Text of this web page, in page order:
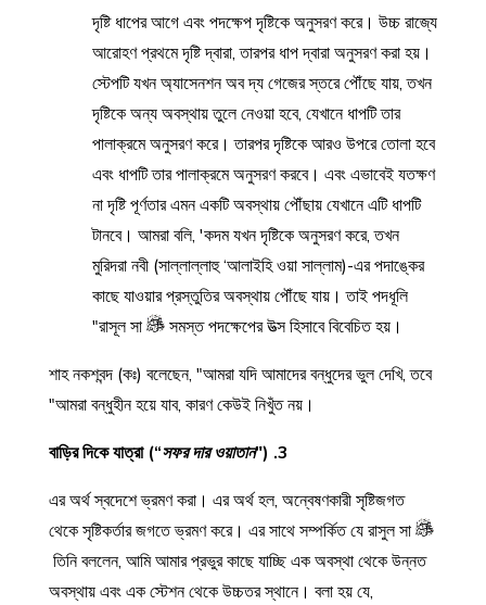
দৃষ্টি ধাপের আগে এবং পদক্ষেপ দৃষ্টিকে অনুসরণ করে। উচ্চ রাজ্যে
আরোহণ প্রথমে দৃষ্টি দ্বারা, তারপর ধাপ দ্বারা অনুসরণ করা হয়।
স্টেপটি যখন অ্যাসেনশন অব দ্য গেজের স্তরে পৌঁছে যায়, তখন
দৃষ্টিকে অন্য অবস্থায় তুলে নেওয়া হবে, যেখানে ধাপটি তার
পালাক্রমে অনুসরণ করে। তারপর দৃষ্টিকে আরও উপরে তোলা হবে
এবং ধাপটি তার পালাক্রমে অনুসরণ করবে। এবং এভাবেই যতক্ষণ
না দৃষ্টি পূর্ণতার এমন একটি অবস্থায় পৌঁছায় যেখানে এটি ধাপটি
টানবে। আমরা বলি, 'কদম যখন দৃষ্টিকে অনুসরণ করে, তখন
মুরিদরা নবী (সাল্লাল্লাহু ‘আলাইহি ওয়া সাল্লাম)-এর পদাঙ্কের
কাছে যাওয়ার প্রস্তুতির অবস্থায় পৌঁছে যায়। তাই পদধূলি
রাসূল সা
সমস্ত পদক্ষেপের উত্স হিসাবে বিবেচিত হয়।"
শাহ নকশবন্দ (কঃ) বলেছেন, "আমরা যদি আমাদের বন্ধুদের ভুল দেখি, তবে
আমরা বন্ধুহীন হয়ে যাব, কারণ কেউই নিখুঁত নয়।"
3. বাড়ির দিকে যাত্রা (“
সফর দার ওয়াতান")
এর অর্থ স্বদেশে ভ্রমণ করা। এর অর্থ হল, অন্বেষণকারী সৃষ্টিজগত
থেকে সৃষ্টিকর্তার জগতে ভ্রমণ করে। এর সাথে সম্পর্কিত যে রাসুল সা
তিনি বললেন, আমি আমার প্রভুর কাছে যাচ্ছি এক অবস্থা থেকে উন্নত
অবস্থায় এবং এক স্টেশন থেকে উচ্চতর স্থানে। বলা হয় যে,